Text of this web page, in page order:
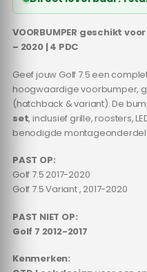
VOORBUMPER geschikt voor
– 2020 | 4 PDC
Geef jouw Golf 7.5 een
hoogwaardige voorbumper,
(hatchback & variant). De
set, inclusief grille, roosters,
benodigde
PAST OP:
Golf 7.5 2017-2020
Golf 7.5 Variant , 2017-2020
PAST NIET OP:
Golf 7 2012-2017
Kenmerken: